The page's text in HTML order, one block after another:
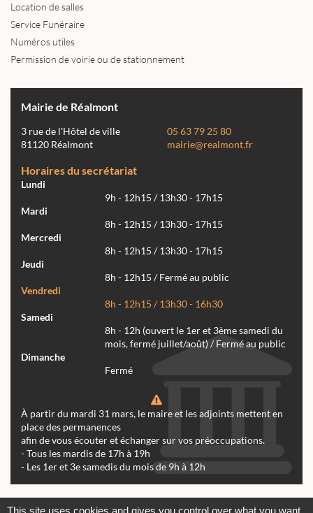
Location de salles
Service Funéraire
Numéros utiles
Permission de voirie ou de stationnement
Mairie de Réalmont
3 rue de l'Hôtel de ville
81120 Réalmont
05 63 79 25 80
mairie@realmont.fr
Horaires du secrétariat
Lundi
9h - 12h15 / 13h30 - 17h15
Mardi
8h - 12h15 / 13h30 - 17h15
Mercredi
8h - 12h15 / 13h30 - 17h15
Jeudi
8h - 12h15 / Fermé au public
Vendredi
8h - 12h15 / 13h30 - 16h30
Samedi
8h - 12h (ouvert le 1er et 3ème samedi du
mois, fermé juillet/août) / Fermé au public
Dimanche
Fermé
À partir du mardi 31 mars, le maire et les adjoints mettent en
place des permanences
afin de vous écouter et échanger sur vos préoccupations.
- Tous les mardis de 17h à 19h
- Les 1er et 3e samedis du mois de 9h à 12h
This site uses cookies and gives you control over what you want